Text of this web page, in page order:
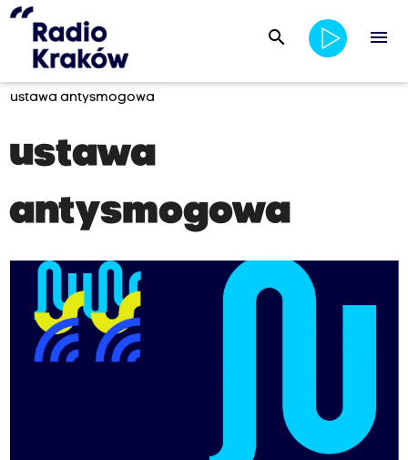
search menu
ustawa antysmogowa
ustawa
antysmogowa